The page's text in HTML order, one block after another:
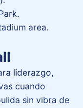
area.
liderazgo,
cuando
sin vibra de